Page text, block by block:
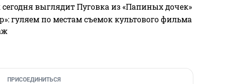
выглядит Пуговка из «Папиных дочек»
гуляем по местам съемок культового фильма
ПРИСОЕДИНИТЬСЯ